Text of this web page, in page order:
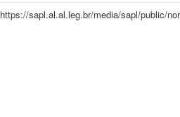
https://sapl.al.al.leg.br/media/sapl/public/